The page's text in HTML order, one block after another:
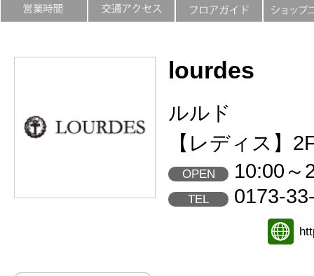
lourdes
ルルド
【レディス】
OPEN 10:00～
TEL 0173-